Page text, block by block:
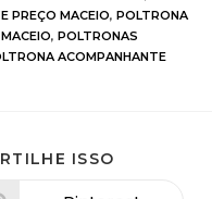
PREÇO MACEIO, POLTRONA
, POLTRONAS
ACOMPANHANTE
ISSO